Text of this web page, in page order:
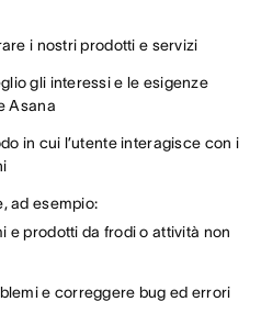
i nostri prodotti e servizi
gli interessi e le esigenze
Asana
in cui l’utente interagisce con i
ad esempio:
e prodotti da frodi o attività non
e correggere bug ed errori